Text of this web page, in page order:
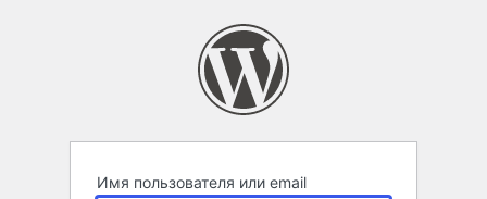
Имя пользователя или email